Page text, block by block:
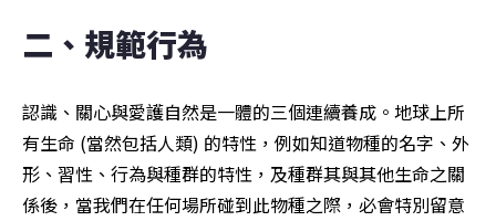
二、規範行為
認識、關心與愛護自然是一體的三個連續養成。地球上所
有生命 (當然包括人類) 的特性，例如知道物種的名字、外
形、習性、行為與種群的特性，及種群其與其他生命之關
係後，當我們在任何場所碰到此物種之際，必會特別留意